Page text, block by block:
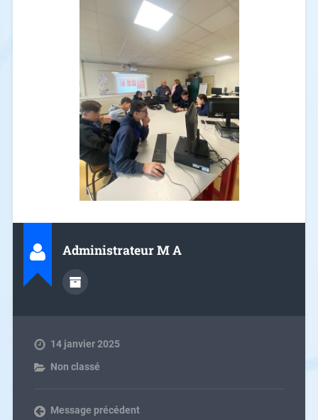
Administrateur M A
14 janvier 2025
Non classé
Message précédent